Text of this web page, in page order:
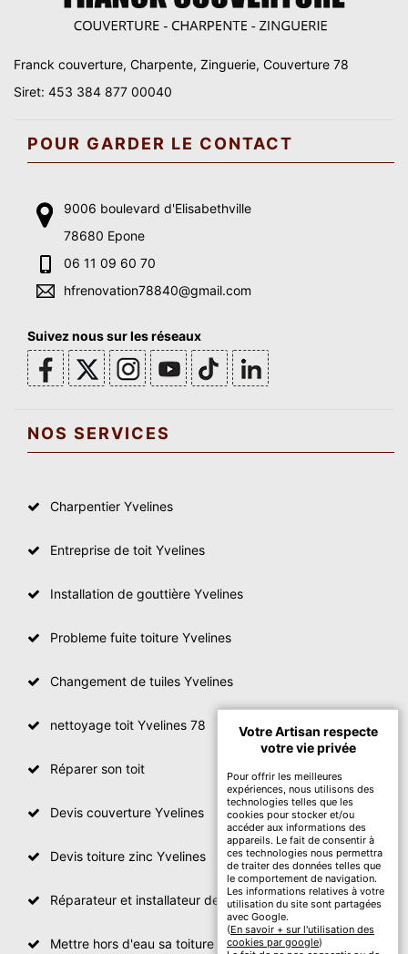
Franck couverture, Charpente, Zinguerie, Couverture 78
Siret: 453 384 877 00040
POUR GARDER LE CONTACT
9006 boulevard d'Elisabethville
78680 Epone
06 11 09 60 70
hfrenovation78840@gmail.com
Suivez nous sur les réseaux
NOS SERVICES
Charpentier Yvelines
Entreprise de toit Yvelines
Installation de gouttière Yvelines
Probleme fuite toiture Yvelines
Changement de tuiles Yvelines
nettoyage toit Yvelines 78
Réparer son toit
Devis couverture Yvelines
Devis toiture zinc Yvelines
Réparateur et installateur de fenetre de toit Yvelines
Mettre hors d'eau sa toiture Yvelines
Votre Artisan respecte
votre vie privée
Pour offrir les meilleures
expériences, nous utilisons des
technologies telles que les
cookies pour stocker et/ou
accéder aux informations des
appareils. Le fait de consentir à
ces technologies nous permettra
de traiter des données telles que
le comportement de navigation.
Les informations relatives à votre
utilisation du site sont partagées
avec Google.
(En savoir + sur l'utilisation des
cookies par google)